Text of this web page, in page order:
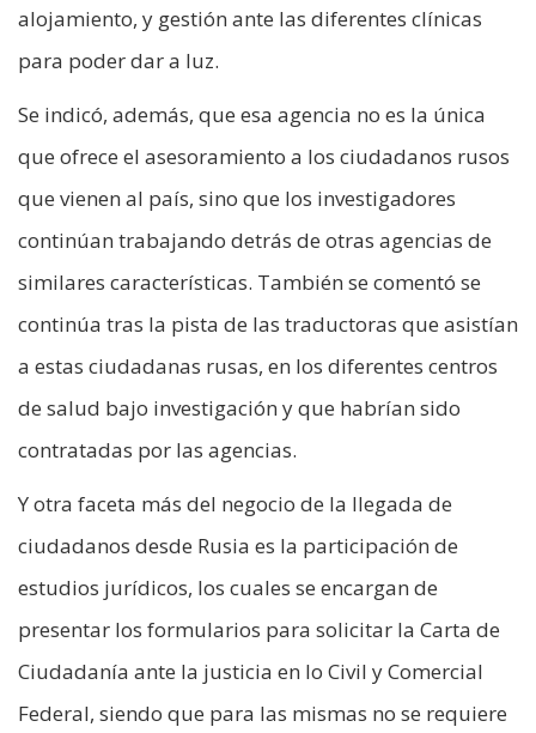
alojamiento, y gestión ante las diferentes clínicas
para poder dar a luz.
Se indicó, además, que esa agencia no es la única
que ofrece el asesoramiento a los ciudadanos rusos
que vienen al país, sino que los investigadores
continúan trabajando detrás de otras agencias de
similares características. También se comentó se
continúa tras la pista de las traductoras que asistían
a estas ciudadanas rusas, en los diferentes centros
de salud bajo investigación y que habrían sido
contratadas por las agencias.
Y otra faceta más del negocio de la llegada de
ciudadanos desde Rusia es la participación de
estudios jurídicos, los cuales se encargan de
presentar los formularios para solicitar la Carta de
Ciudadanía ante la justicia en lo Civil y Comercial
Federal, siendo que para las mismas no se requiere